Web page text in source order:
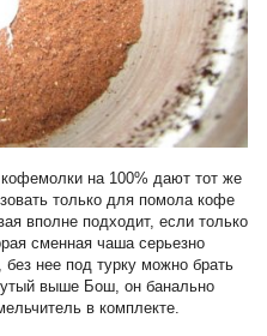
на 100% дают тот же
только для помола кофе
вполне подходит, если только
сменная чаша серьезно
нее под турку можно брать
выше Бош, он банально
в комплекте.